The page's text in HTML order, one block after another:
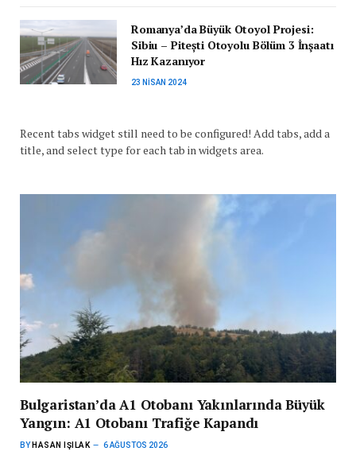
Romanya’da Büyük Otoyol Projesi:
Sibiu – Pitești Otoyolu Bölüm 3 İnşaatı
Hız Kazanıyor
23 NISAN 2024
Recent tabs widget still need to be configured! Add tabs, add a
title, and select type for each tab in widgets area.
Bulgaristan’da A1 Otobanı Yakınlarında Büyük
Yangın: A1 Otobanı Trafiğe Kapandı
BY HASAN IŞILAK 6 AĞUSTOS 2026